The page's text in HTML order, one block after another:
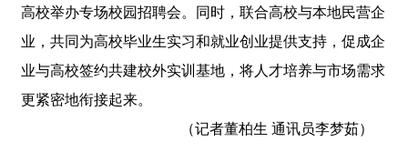
高校举办专场校园招聘会。同时，联合高校与本地民营企
业，共同为高校毕业生实习和就业创业提供支持，促成企
业与高校签约共建校外实训基地，将人才培养与市场需求
更紧密地衔接起来。
（记者董柏生 通讯员李梦茹）